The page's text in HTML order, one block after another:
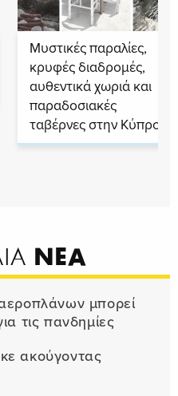
Μυστικές παραλίες,
κρυφές διαδρομές,
αυθεντικά χωριά και
παραδοσιακές
ταβέρνες στην Κύπρο
ΝΕΑ
μπορεί
τις πανδημίες
ακούγοντας